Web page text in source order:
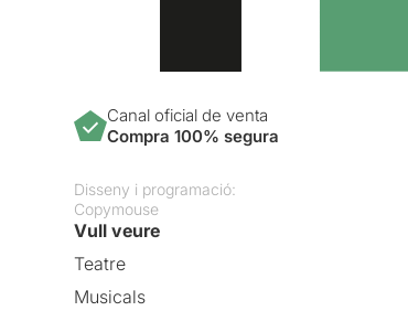
Canal oficial de venta
Compra 100% segura
Disseny i programació:
Copymouse
Vull veure
Teatre
Musicals